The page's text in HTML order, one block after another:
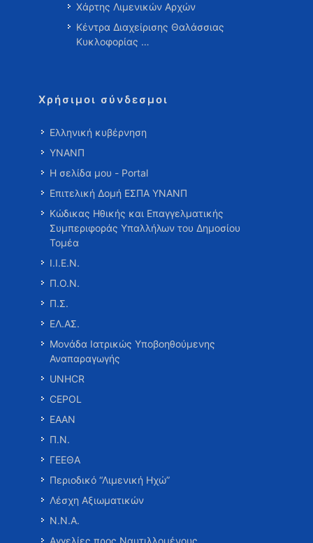
Χάρτης Λιμενικών Αρχών
Κέντρα Διαχείρισης Θαλάσσιας
Κυκλοφορίας …
Χρήσιμοι σύνδεσμοι
Ελληνική κυβέρνηση
ΥΝΑΝΠ
Η σελίδα μου - Portal
Επιτελική Δομή ΕΣΠΑ ΥΝΑΝΠ
Κώδικας Ηθικής και Επαγγελματικής
Συμπεριφοράς Υπαλλήλων του Δημοσίου
Τομέα
Ι.Ι.Ε.Ν.
Π.Ο.Ν.
Π.Σ.
ΕΛ.ΑΣ.
Μονάδα Ιατρικώς Υποβοηθούμενης
Αναπαραγωγής
UNHCR
CEPOL
ΕΑΑΝ
Π.Ν.
ΓΕΕΘΑ
Περιοδικό “Λιμενική Ηχώ”
Λέσχη Αξιωματικών
Ν.Ν.Α.